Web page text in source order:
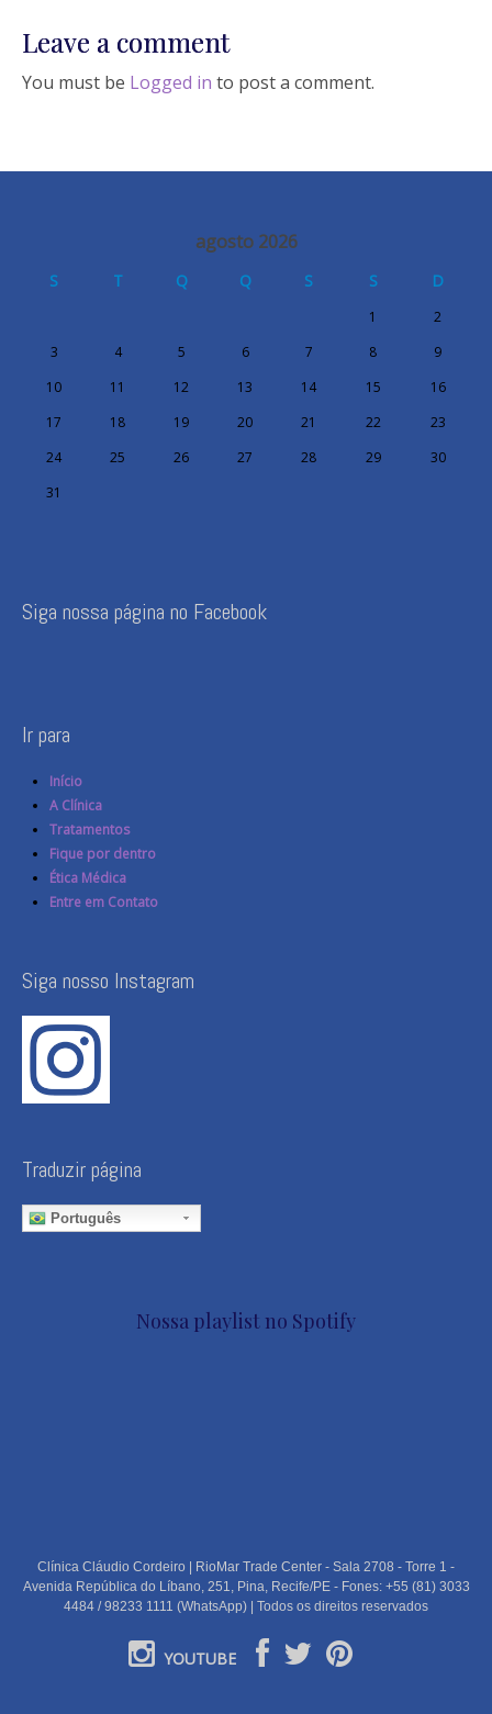
Leave a comment
You must be Logged in to post a comment.
agosto 2026
S T Q Q S S D
1
2
3
4 5 6 7 8
9
10
11 12 13 14 15
16
17
18 19 20 21 22
23
24
25 26 27 28 29
30
31
Siga nossa página no Facebook
Ir para
Início
A Clínica
Tratamentos
Fique por dentro
Ética Médica
Entre em Contato
Siga nosso Instagram
Traduzir página
Português
Nossa playlist no Spotify
Clínica Cláudio Cordeiro | RioMar Trade Center - Sala 2708 - Torre 1 -
Avenida República do Líbano, 251, Pina, Recife/PE - Fones: +55 (81) 3033
4484 / 98233 1111 (WhatsApp) | Todos os direitos reservados
YOUTUBE